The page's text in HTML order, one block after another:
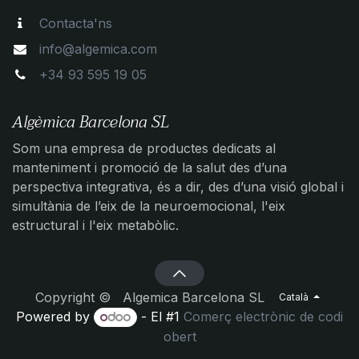
Contacta'ns
info@algemica.com
+34 93 595 19 05
Algèmica Barcelona SL
Som una empresa de productes dedicats al
manteniment i promoció de la salut des d’una
perspectiva integrativa, és a dir, des d’una visió global i
simultània de l’eix de la neuroemocional, l'eix
estructural i l'eix metabòlic.
Copyright © Algemica Barcelona SL Català
Powered by - El #1Comerç electrònic de codi
obert